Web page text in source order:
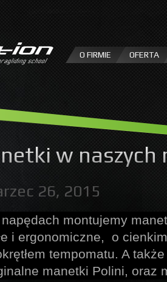
O FIRMIE OFERTA
w naszych
26, 2015
montujemy
i ergonomiczne, o
tempomatu. A
manetki Polini, oraz